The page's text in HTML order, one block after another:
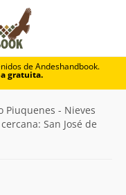
de Andeshandbook.
gratuita.
Piuquenes - Nieves
San José de